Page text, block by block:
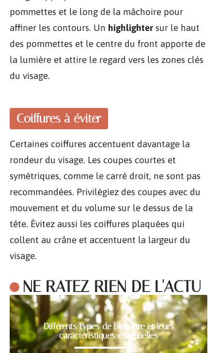
pommettes et le long de la mâchoire pour
affiner les contours. Un highlighter sur le haut
des pommettes et le centre du front apporte de
la lumière et attire le regard vers les zones clés
du visage.
Coiffures à éviter
Certaines coiffures accentuent davantage la
rondeur du visage. Les coupes courtes et
symétriques, comme le carré droit, ne sont pas
recommandées. Privilégiez des coupes avec du
mouvement et du volume sur le dessus de la
tête. Évitez aussi les coiffures plaquées qui
collent au crâne et accentuent la largeur du
visage.
NE RATEZ RIEN DE L'ACTU
Différents types de bien-être et leurs
caractéristiques essentielles